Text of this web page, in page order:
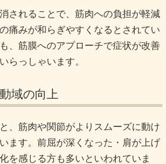
されることで、筋肉への負担が軽減
痛みが和らぎやすくなるとされてい
、筋膜へのアプローチで症状が改善
らっしゃいます。
域の向上
、筋肉や関節がよりスムーズに動け
ます。前屈が深くなった・肩が上げ
を感じる方も多いといわれていま